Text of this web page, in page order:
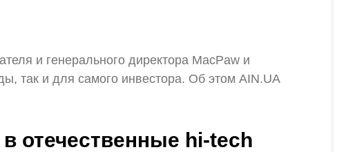
и генерального директора MacPaw и
так и для самого инвестора. Об этом AIN.UA
отечественные hi-tech